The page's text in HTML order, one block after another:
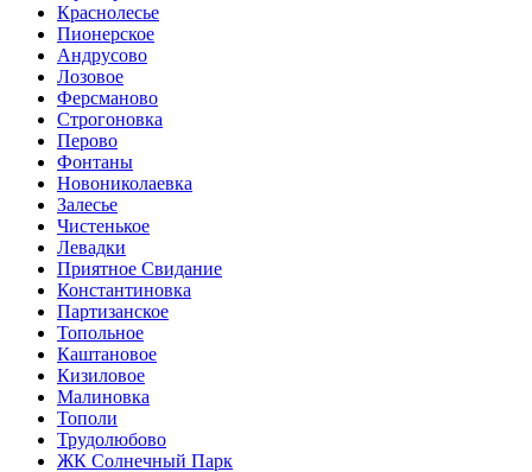
Краснолесье
Пионерское
Андрусово
Лозовое
Ферсманово
Строгоновка
Перово
Фонтаны
Новониколаевка
Залесье
Чистенькое
Левадки
Приятное Свидание
Константиновка
Партизанское
Топольное
Каштановое
Кизиловое
Малиновка
Тополи
Трудолюбово
ЖК Солнечный Парк